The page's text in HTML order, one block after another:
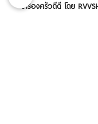
เครื่องครัวดีดี โดย